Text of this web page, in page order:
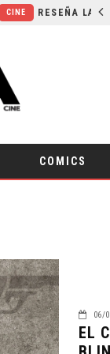
COMICS
06/
EL